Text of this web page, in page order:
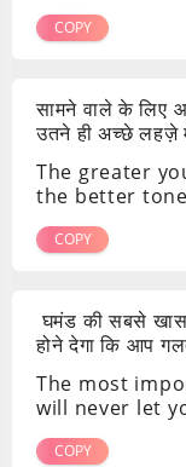
COPY
सामने वाले के लिए
उतने ही अच्छे लहज़े
The greater
the better
COPY
घमंड की सबसे
होने देगा कि आप
The most
will never let
COPY